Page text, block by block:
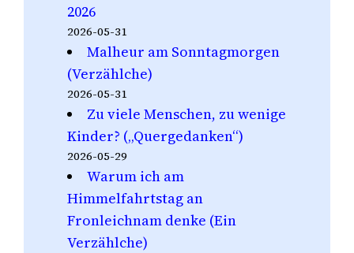
2026
2026-05-31
Malheur am Sonntagmorgen
(Verzählche)
2026-05-31
Zu viele Menschen, zu wenige
Kinder? („Quergedanken“)
2026-05-29
Warum ich am
Himmelfahrtstag an
Fronleichnam denke (Ein
Verzählche)